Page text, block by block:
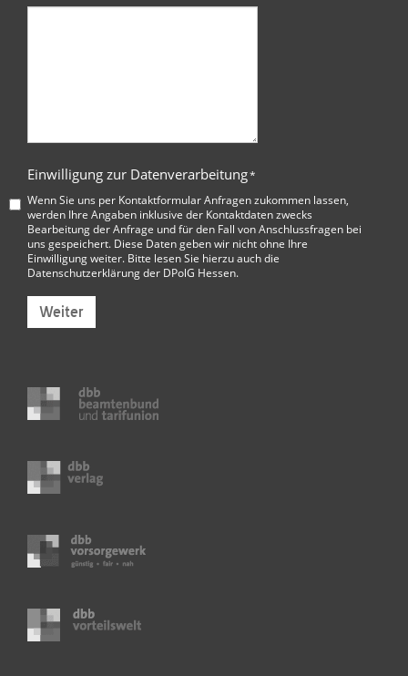
Einwilligung zur Datenverarbeitung*
Wenn Sie uns per Kontaktformular Anfragen zukommen lassen,
werden Ihre Angaben inklusive der Kontaktdaten zwecks
Bearbeitung der Anfrage und für den Fall von Anschlussfragen bei
uns gespeichert. Diese Daten geben wir nicht ohne Ihre
Einwilligung weiter. Bitte lesen Sie hierzu auch die
Datenschutzerklärung der DPolG Hessen.
Weiter